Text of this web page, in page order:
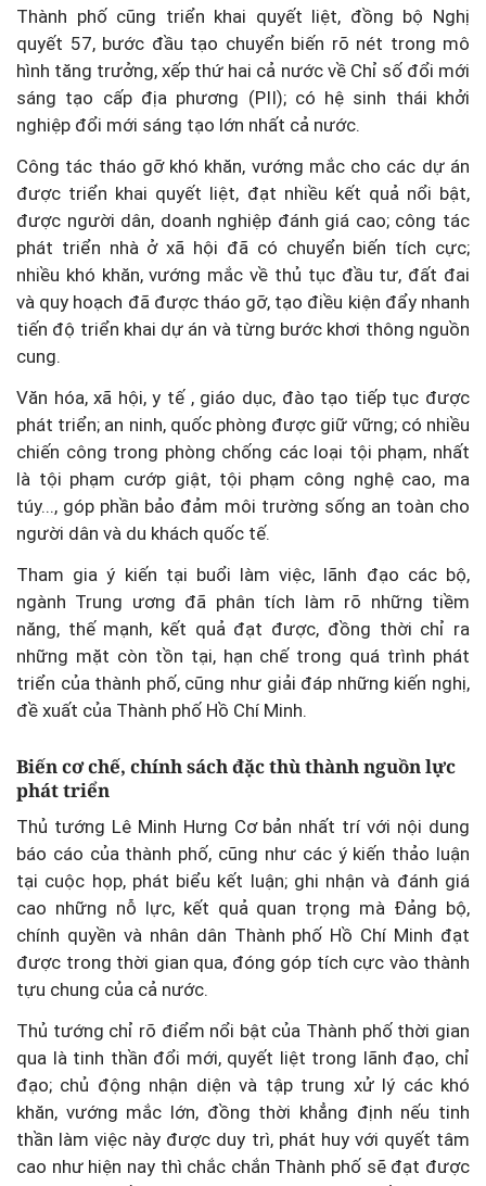
Thành phố cũng triển khai quyết liệt, đồng bộ Nghị
quyết 57, bước đầu tạo chuyển biến rõ nét trong mô
hình tăng trưởng, xếp thứ hai cả nước về Chỉ số đổi mới
sáng tạo cấp địa phương (PII); có hệ sinh thái khởi
nghiệp đổi mới sáng tạo lớn nhất cả nước.
Công tác tháo gỡ khó khăn, vướng mắc cho các dự án
được triển khai quyết liệt, đạt nhiều kết quả nổi bật,
được người dân, doanh nghiệp đánh giá cao; công tác
phát triển nhà ở xã hội đã có chuyển biến tích cực;
nhiều khó khăn, vướng mắc về thủ tục đầu tư, đất đai
và quy hoạch đã được tháo gỡ, tạo điều kiện đẩy nhanh
tiến độ triển khai dự án và từng bước khơi thông nguồn
cung.
Văn hóa, xã hội, y tế , giáo dục, đào tạo tiếp tục được
phát triển; an ninh, quốc phòng được giữ vững; có nhiều
chiến công trong phòng chống các loại tội phạm, nhất
là tội phạm cướp giật, tội phạm công nghệ cao, ma
túy..., góp phần bảo đảm môi trường sống an toàn cho
người dân và du khách quốc tế.
Tham gia ý kiến tại buổi làm việc, lãnh đạo các bộ,
ngành Trung ương đã phân tích làm rõ những tiềm
năng, thế mạnh, kết quả đạt được, đồng thời chỉ ra
những mặt còn tồn tại, hạn chế trong quá trình phát
triển của thành phố, cũng như giải đáp những kiến nghị,
đề xuất của Thành phố Hồ Chí Minh.
Biến cơ chế, chính sách đặc thù thành nguồn lực
phát triển
Thủ tướng Lê Minh Hưng Cơ bản nhất trí với nội dung
báo cáo của thành phố, cũng như các ý kiến thảo luận
tại cuộc họp, phát biểu kết luận; ghi nhận và đánh giá
cao những nỗ lực, kết quả quan trọng mà Đảng bộ,
chính quyền và nhân dân Thành phố Hồ Chí Minh đạt
được trong thời gian qua, đóng góp tích cực vào thành
tựu chung của cả nước.
Thủ tướng chỉ rõ điểm nổi bật của Thành phố thời gian
qua là tinh thần đổi mới, quyết liệt trong lãnh đạo, chỉ
đạo; chủ động nhận diện và tập trung xử lý các khó
khăn, vướng mắc lớn, đồng thời khẳng định nếu tinh
thần làm việc này được duy trì, phát huy với quyết tâm
cao như hiện nay thì chắc chắn Thành phố sẽ đạt được